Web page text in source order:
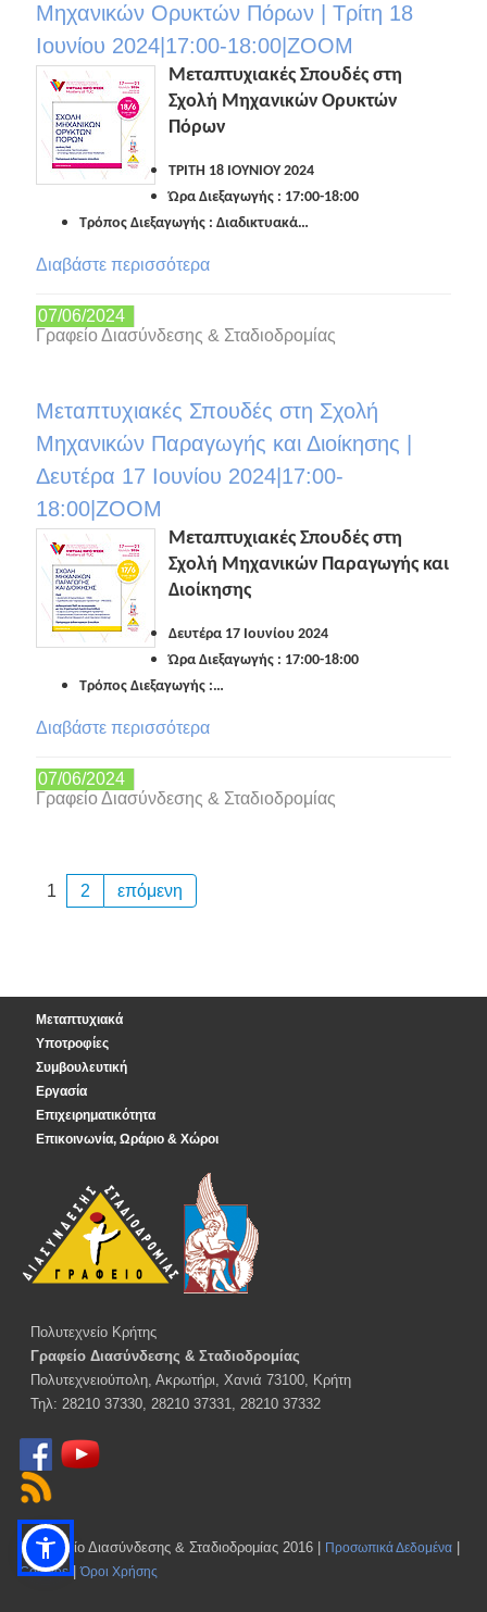
Μηχανικών Ορυκτών Πόρων | Τρίτη 18
Ιουνίου 2024|17:00-18:00|ZOOM
Μεταπτυχιακές Σπουδές στη
Σχολή Μηχανικών Ορυκτών
Πόρων
ΤΡΙΤΗ 18 ΙΟΥΝΙΟΥ 2024
Ώρα Διεξαγωγής : 17:00-18:00
Τρόπος Διεξαγωγής : Διαδικτυακά…
Διαβάστε περισσότερα
07/06/2024
Γραφείο Διασύνδεσης & Σταδιοδρομίας
Μεταπτυχιακές Σπουδές στη Σχολή
Μηχανικών Παραγωγής και Διοίκησης |
Δευτέρα 17 Ιουνίου 2024|17:00-
18:00|ZOOM
Μεταπτυχιακές Σπουδές στη
Σχολή Μηχανικών Παραγωγής και
Διοίκησης
Δευτέρα 17 Ιουνίου 2024
Ώρα Διεξαγωγής : 17:00-18:00
Τρόπος Διεξαγωγής :…
Διαβάστε περισσότερα
07/06/2024
Γραφείο Διασύνδεσης & Σταδιοδρομίας
1 2 επόμενη
Μεταπτυχιακά
Υποτροφίες
Συμβουλευτική
Εργασία
Επιχειρηματικότητα
Επικοινωνία, Ωράριο & Χώροι
Πολυτεχνείο Κρήτης
Γραφείο Διασύνδεσης & Σταδιοδρομίας
Πολυτεχνειούπολη, Ακρωτήρι, Χανιά 73100, Κρήτη
Τηλ: 28210 37330, 28210 37331, 28210 37332
© Γραφείο Διασύνδεσης & Σταδιοδρομίας 2016 | Προσωπικά Δεδομένα|
Cookies|Όροι Χρήσης